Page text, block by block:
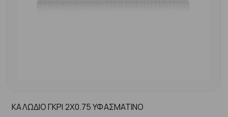
ΚΑΛΩΔΙΟ ΓΚΡΙ 2Χ0.75 ΥΦΑΣΜΑΤΙΝΟ